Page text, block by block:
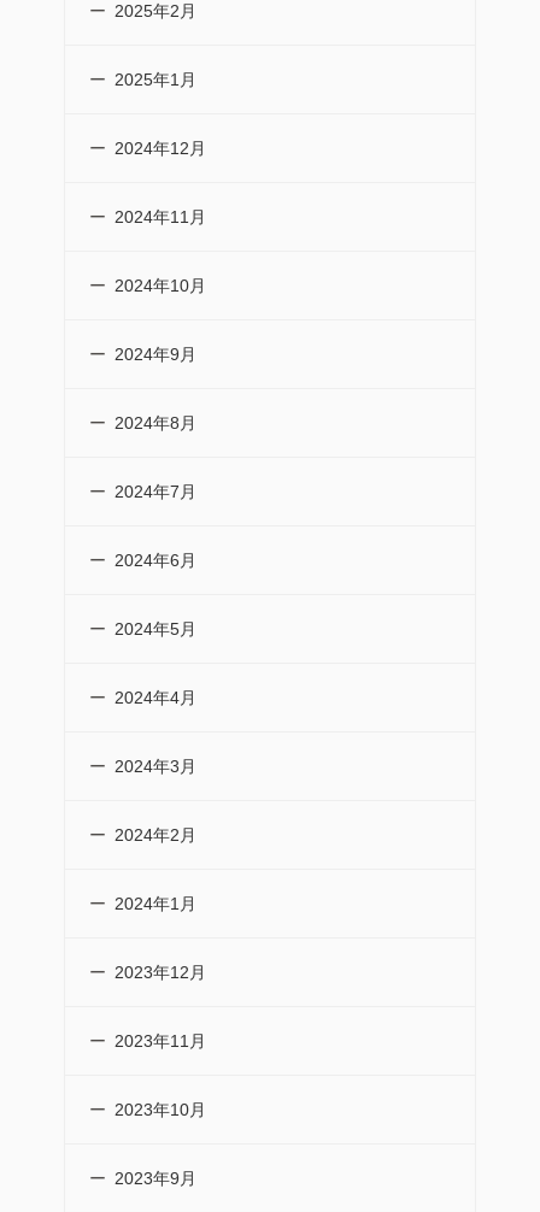
2025年2月
2025年1月
2024年12月
2024年11月
2024年10月
2024年9月
2024年8月
2024年7月
2024年6月
2024年5月
2024年4月
2024年3月
2024年2月
2024年1月
2023年12月
2023年11月
2023年10月
2023年9月